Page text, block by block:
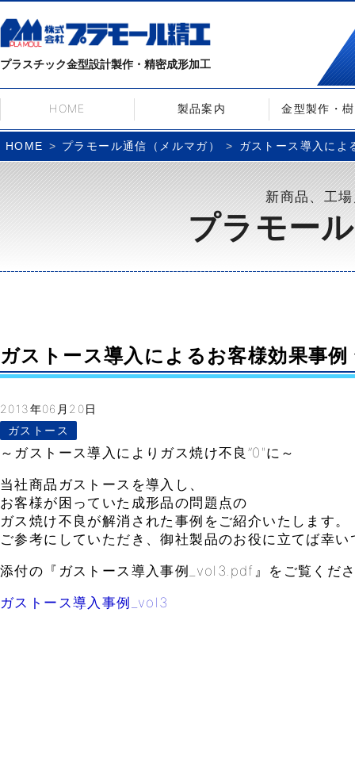
プラスチック金型設計製作・精密成形加工
HOME 製品案内 金型製作・
HOME プラモール通信（メルマガ） ガストース導入に
新商品、工
プラモー
ガストース導入によるお客様効果事
2013年06月20日
ガストース
～ガストース導入によりガス焼け不良”0″に～
当社商品ガストースを導入し、
お客様が困っていた成形品の問題点の
ガス焼け不良が解消された事例をご紹介いたします。
ご参考にしていただき、御社製品のお役に立てば幸い
添付の『ガストース導入事例_vol3.pdf』をご覧くだ
ガストース導入事例_vol3